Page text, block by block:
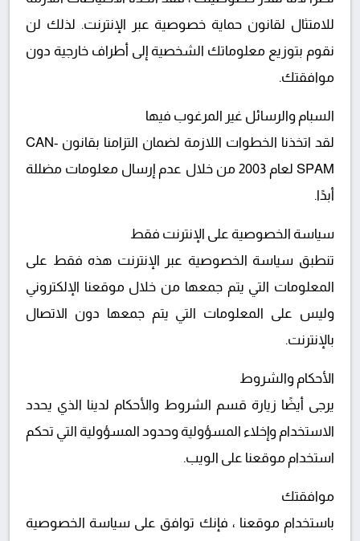
للامتثال لقانون حماية خصوصية عبر الإنترنت. لذلك لن
نقوم بتوزيع معلوماتك الشخصية إلى أطراف خارجية دون
موافقتك.
السبام والرسائل غير المرغوب فيها
لقد اتخذنا الخطوات اللازمة لضمان التزامنا بقانون CAN-
SPAM لعام 2003 من خلال عدم إرسال معلومات مضللة
أبدًا.
سياسة الخصوصية على الإنترنت فقط
تنطبق سياسة الخصوصية عبر الإنترنت هذه فقط على
المعلومات التي يتم جمعها من خلال موقعنا الإلكتروني
وليس على المعلومات التي يتم جمعها دون الاتصال
بالإنترنت.
الأحكام والشروط
يرجى أيضًا زيارة قسم الشروط والأحكام لدينا الذي يحدد
الاستخدام وإخلاء المسؤولية وحدود المسؤولية التي تحكم
استخدام موقعنا على الويب.
موافقتك
باستخدام موقعنا ، فإنك توافق على سياسة الخصوصية